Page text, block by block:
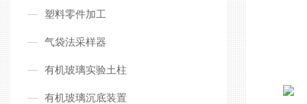
塑料零件加工
气袋法采样器
有机玻璃实验土柱
有机玻璃沉底装置